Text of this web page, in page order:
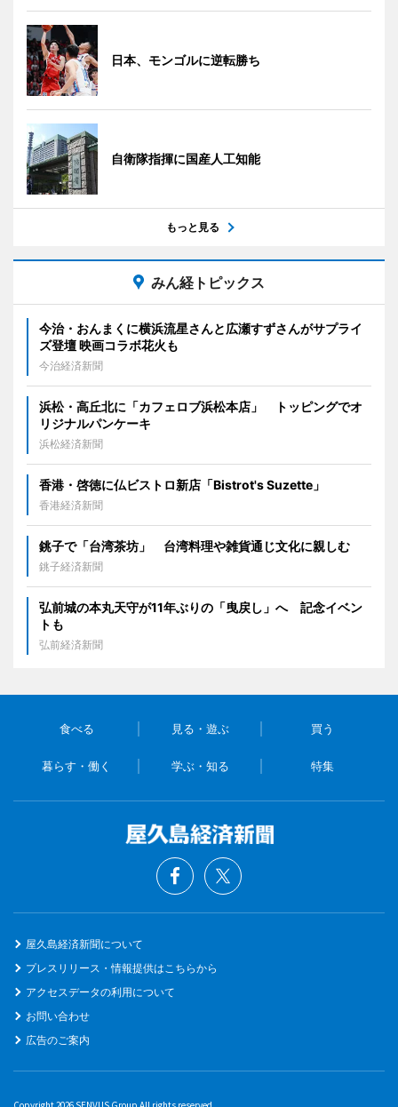
日本、モンゴルに逆転勝ち
自衛隊指揮に国産人工知能
もっと見る
みん経トピックス
今治・おんまくに横浜流星さんと広瀬すずさんがサプライ
ズ登壇 映画コラボ花火も
今治経済新聞
浜松・高丘北に「カフェロブ浜松本店」 トッピングでオ
リジナルパンケーキ
浜松経済新聞
香港・啓徳に仏ビストロ新店「Bistrot's Suzette」
香港経済新聞
銚子で「台湾茶坊」 台湾料理や雑貨通じ文化に親しむ
銚子経済新聞
弘前城の本丸天守が11年ぶりの「曳戻し」へ 記念イベン
トも
弘前経済新聞
食べる 見る・遊ぶ 買う
暮らす・働く 学ぶ・知る 特集
屋久島経済新聞について
プレスリリース・情報提供はこちらから
アクセスデータの利用について
お問い合わせ
広告のご案内